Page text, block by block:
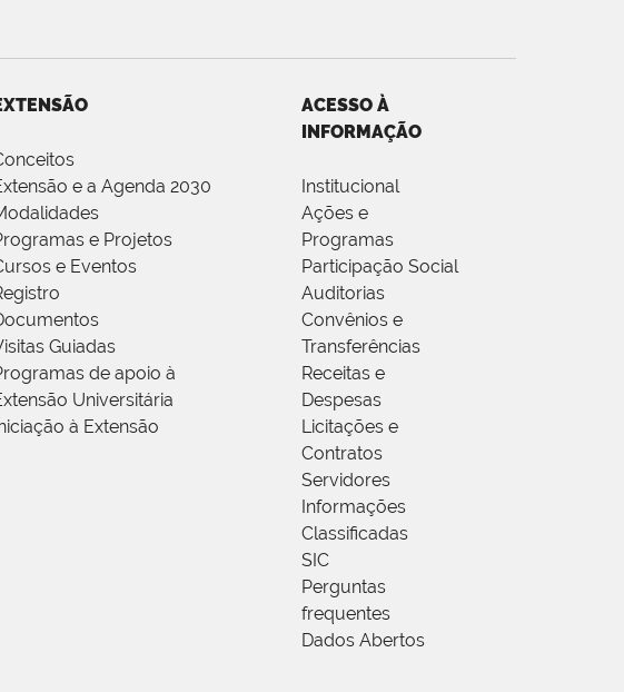
e a Agenda 2030
e Projetos
e Eventos
Guiadas
de apoio à
Universitária
à Extensão
ACESSO À
INFORMAÇÃO
Institucional
Ações e
Programas
Participação Social
Auditorias
Convênios e
Transferências
Receitas e
Despesas
Licitações e
Contratos
Servidores
Informações
Classificadas
SIC
Perguntas
frequentes
Dados Abertos